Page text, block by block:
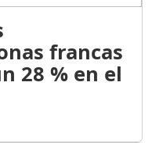
francas
28 % en el